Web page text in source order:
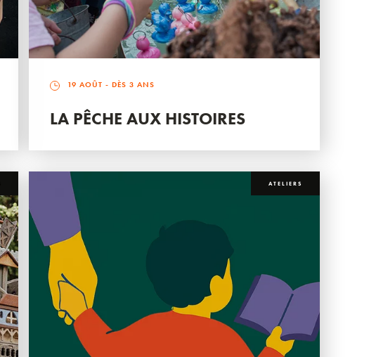
19 AOÛT - DÈS 3 ANS
LA PÊCHE AUX HISTOIRES
ATELIERS